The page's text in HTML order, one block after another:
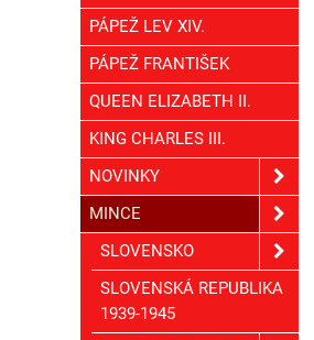
PÁPEŽ LEV XIV.
PÁPEŽ FRANTIŠEK
QUEEN ELIZABETH II.
KING CHARLES III.
NOVINKY
MINCE
SLOVENSKO
SLOVENSKÁ REPUBLIKA
1939-1945